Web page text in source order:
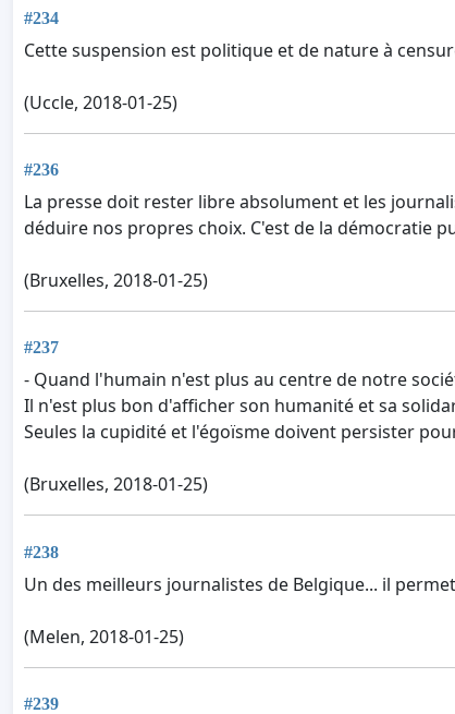
#234
Cette suspension est politique et de nature à
(Uccle, 2018-01-25)
#236
La presse doit rester libre absolument et les
déduire nos propres choix. C'est de la démocratie
(Bruxelles, 2018-01-25)
#237
- Quand l'humain n'est plus au centre de notre
Il n'est plus bon d'afficher son humanité et sa
Seules la cupidité et l'égoïsme doivent persister
(Bruxelles, 2018-01-25)
#238
Un des meilleurs journalistes de Belgique... il
(Melen, 2018-01-25)
#239